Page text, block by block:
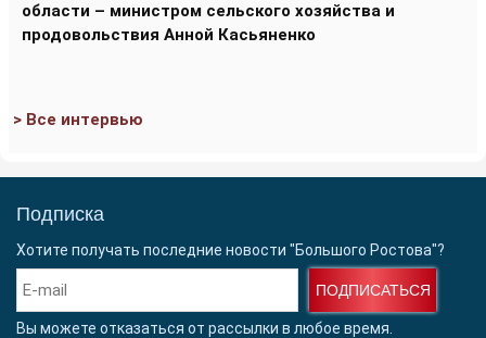
области – министром сельского хозяйства и
продовольствия Анной Касьяненко
> Все интервью
Подписка
Хотите получать последние новости "Большого Ростова"?
ПОДПИСАТЬСЯ
Вы можете отказаться от рассылки в любое время.